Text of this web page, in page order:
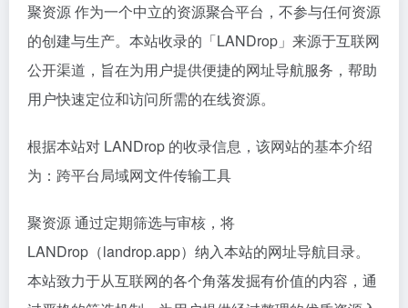
聚资源 作为一个中立的资源聚合平台，不参与任何资源
的创建与生产。本站收录的「LANDrop」来源于互联网
公开渠道，旨在为用户提供便捷的网址导航服务，帮助
用户快速定位和访问所需的在线资源。
根据本站对 LANDrop 的收录信息，该网站的基本介绍
为：跨平台局域网文件传输工具
聚资源 通过定期筛选与审核，将
LANDrop（landrop.app）纳入本站的网址导航目录。
本站致力于从互联网的各个角落发掘有价值的内容，通